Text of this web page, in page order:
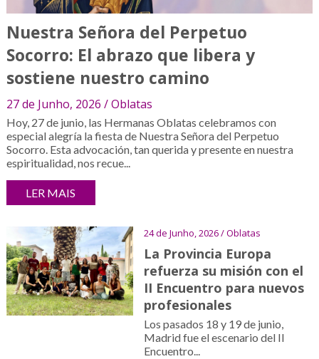
Nuestra Señora del Perpetuo
Socorro: El abrazo que libera y
sostiene nuestro camino
27 de Junho, 2026 / Oblatas
Hoy, 27 de junio, las Hermanas Oblatas celebramos con
especial alegría la fiesta de Nuestra Señora del Perpetuo
Socorro. Esta advocación, tan querida y presente en nuestra
espiritualidad, nos recue...
LER MAIS
24 de Junho, 2026 / Oblatas
La Provincia Europa
refuerza su misión con el
II Encuentro para nuevos
profesionales
Los pasados 18 y 19 de junio,
Madrid fue el escenario del II
Encuentro...